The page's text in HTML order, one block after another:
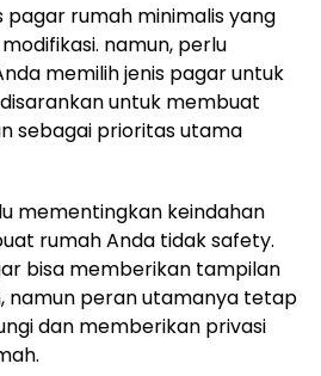
pagar rumah minimalis yang
namun, perlu
memilih jenis pagar untuk
untuk membuat
sebagai prioritas utama
mementingkan keindahan
rumah Anda tidak safety.
bisa memberikan tampilan
namun peran utamanya tetap
dan memberikan privasi